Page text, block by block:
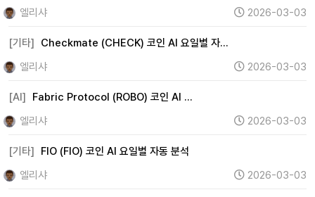
엘리샤
2026-03-03
[기타]
Checkmate (CHECK) 코인 AI 요일별 자…
엘리샤
2026-03-03
[AI]
Fabric Protocol (ROBO) 코인 AI …
엘리샤
2026-03-03
[기타]
FIO (FIO) 코인 AI 요일별 자동 분석
엘리샤
2026-03-03